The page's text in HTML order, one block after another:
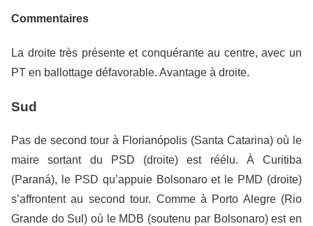
Commentaires
La droite très présente et conquérante au centre, avec un
PT en ballottage défavorable. Avantage à droite.
Sud
Pas de second tour à Florianópolis (Santa Catarina) où le
maire sortant du PSD (droite) est réélu. À Curitiba
(Paraná), le PSD qu’appuie Bolsonaro et le PMD (droite)
s’affrontent au second tour. Comme à Porto Alegre (Rio
Grande do Sul) où le MDB (soutenu par Bolsonaro) est en